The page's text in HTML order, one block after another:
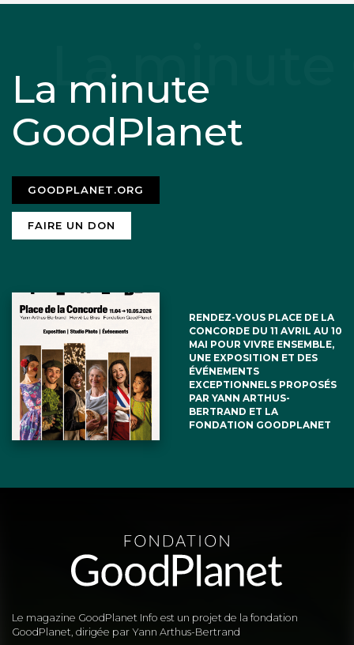
La minute
GoodPlanet
GOODPLANET.ORG
FAIRE UN DON
RENDEZ-VOUS PLACE DE LA
CONCORDE DU 11 AVRIL AU 10
MAI POUR VIVRE ENSEMBLE,
UNE EXPOSITION ET DES
ÉVÉNEMENTS
EXCEPTIONNELS PROPOSÉS
PAR YANN ARTHUS-
BERTRAND ET LA
FONDATION GOODPLANET
Le magazine GoodPlanet Info est un projet de la fondation
GoodPlanet, dirigée par Yann Arthus-Bertrand